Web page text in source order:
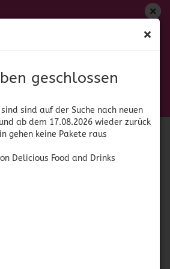
geschlossen
sind auf der Suche nach neuen
ab dem 17.08.2026 wieder zurück
gehen keine Pakete raus
Delicious Food and Drinks
geschlossen
gehen keine Pakete raus
Food and Drinks
Procter &